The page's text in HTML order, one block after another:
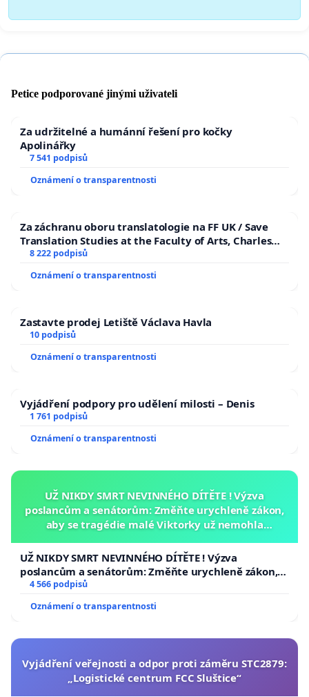
Petice podporované jinými uživateli
Za udržitelné a humánní řešení pro kočky
Apolinářky
7 541 podpisů
Oznámení o transparentnosti
Za záchranu oboru translatologie na FF UK / Save
Translation Studies at the Faculty of Arts, Charles
University
8 222 podpisů
Oznámení o transparentnosti
Zastavte prodej Letiště Václava Havla
10 podpisů
Oznámení o transparentnosti
Vyjádření podpory pro udělení milosti – Denis
1 761 podpisů
Oznámení o transparentnosti
UŽ NIKDY SMRT NEVINNÉHO DÍTĚTE ! Výzva
poslancům a senátorům: Změňte urychleně zákon,
aby se tragédie malé Viktorky už nemohla
UŽ NIKDY SMRT NEVINNÉHO DÍTĚTE ! Výzva
poslancům a senátorům: Změňte urychleně zákon,
aby se tragédie malé Viktorky už nemohla opakovat!
4 566 podpisů
Oznámení o transparentnosti
Vyjádření veřejnosti a odpor proti záměru STC2879:
„Logistické centrum FCC Sluštice“